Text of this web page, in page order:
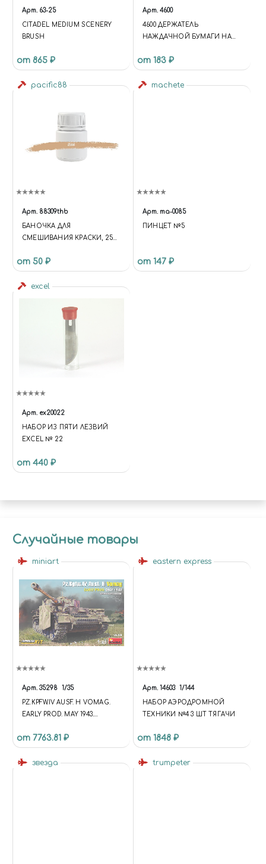
Арт. 63-25
CITADEL MEDIUM SCENERY
BRUSH
от 865 ₽
Арт. 4600
4600 ДЕРЖАТЕЛЬ
НАЖДАЧНОЙ БУМАГИ НА
от 183 ₽
pacific88
Арт. 88309thb
БАНОЧКА ДЛЯ
СМЕШИВАНИЯ КРАСКИ, 25
от 50 ₽
machete
Арт. ma-0085
ПИНЦЕТ №5
от 147 ₽
excel
Арт. ex20022
НАБОР ИЗ ПЯТИ ЛЕЗВИЙ
EXCEL № 22
от 440 ₽
Случайные товары
miniart
Арт. 35298 1/35
PZ.KPFW.IV AUSF. H VOMAG.
EARLY PROD. MAY 1943.
от 7763.81 ₽
eastern express
Арт. 14603 1/144
НАБОР АЭРОДРОМНОЙ
ТЕХНИКИ №4 3 ШТ ТЯГАЧИ
от 1848 ₽
звезда trumpeter